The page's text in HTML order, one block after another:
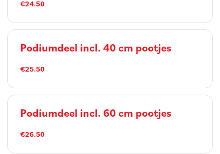
€24.50
Podiumdeel incl. 40 cm pootjes
€25.50
Podiumdeel incl. 60 cm pootjes
€26.50